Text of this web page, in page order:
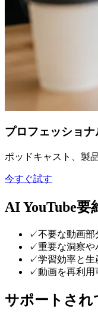
プロフェッショナ
ポッドキャスト、製
今すぐ試す
AI YouTube
✓不要な動画部
✓重要な洞察や
✓学習効率と生
✓動画を再利用
サポートさ